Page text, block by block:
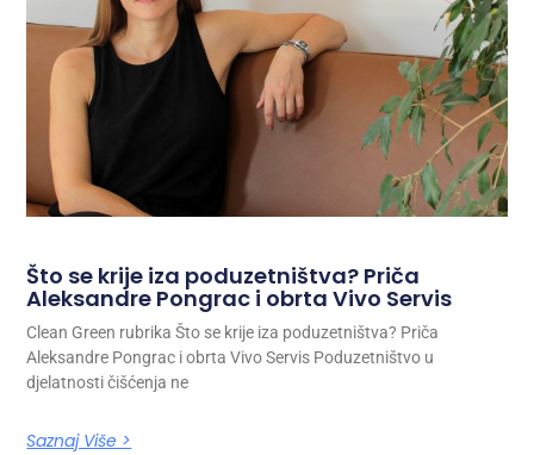
Što se krije iza poduzetništva? Priča
Aleksandre Pongrac i obrta Vivo Servis
Clean Green rubrika Što se krije iza poduzetništva? Priča
Aleksandre Pongrac i obrta Vivo Servis Poduzetništvo u
djelatnosti čišćenja ne
Saznaj Više >